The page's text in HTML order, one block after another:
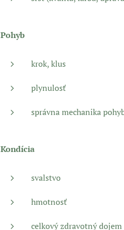
Pohyb
krok, klus
plynulosť
správna mechanika
Kondícia
svalstvo
hmotnosť
celkový zdravotný dojem